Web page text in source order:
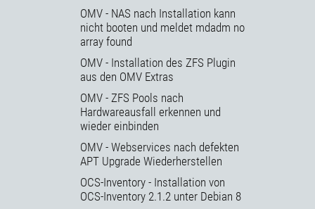
OMV - NAS nach Installation kann
nicht booten und meldet mdadm no
array found
OMV - Installation des ZFS Plugin
aus den OMV Extras
OMV - ZFS Pools nach
Hardwareausfall erkennen und
wieder einbinden
OMV - Webservices nach defekten
APT Upgrade Wiederherstellen
OCS-Inventory - Installation von
OCS-Inventory 2.1.2 unter Debian 8